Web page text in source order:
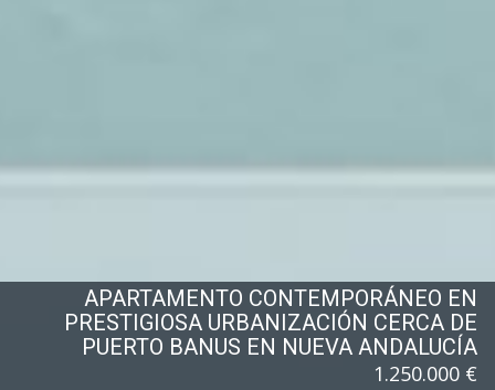
APARTAMENTO CONTEMPORÁNEO EN
PRESTIGIOSA URBANIZACIÓN CERCA DE
PUERTO BANUS EN NUEVA ANDALUCÍA
1.250.000 €